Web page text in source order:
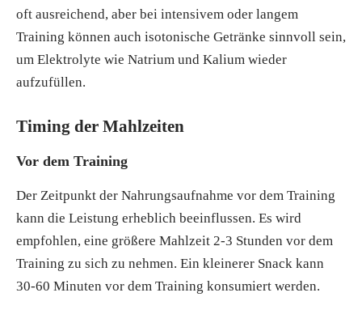
oft ausreichend, aber bei intensivem oder langem
Training können auch isotonische Getränke sinnvoll sein,
um Elektrolyte wie Natrium und Kalium wieder
aufzufüllen.
Timing der Mahlzeiten
Vor dem Training
Der Zeitpunkt der Nahrungsaufnahme vor dem Training
kann die Leistung erheblich beeinflussen. Es wird
empfohlen, eine größere Mahlzeit 2-3 Stunden vor dem
Training zu sich zu nehmen. Ein kleinerer Snack kann
30-60 Minuten vor dem Training konsumiert werden.